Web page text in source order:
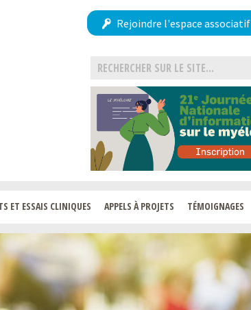
Rejoindre l'espace associatif
ET ESSAIS CLINIQUES APPELS À PROJETS TÉMOIGNAGES